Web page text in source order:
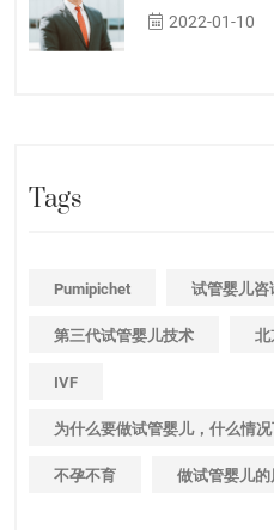
2022-01-10
Tags
Pumipichet 试管婴儿咨
第三代试管婴儿技术 北
IVF
为什么要做试管婴儿，什么情
不孕不育 做试管婴儿的